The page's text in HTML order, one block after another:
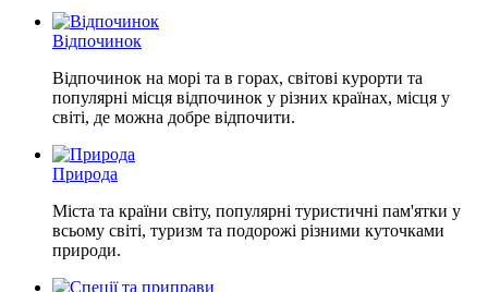
Відпочинок
Відпочинок на морі та в горах, світові курорти та
популярні місця відпочинок у різних країнах, місця у
світі, де можна добре відпочити.
Природа
Міста та країни світу, популярні туристичні пам'ятки у
всьому світі, туризм та подорожі різними куточками
природи.